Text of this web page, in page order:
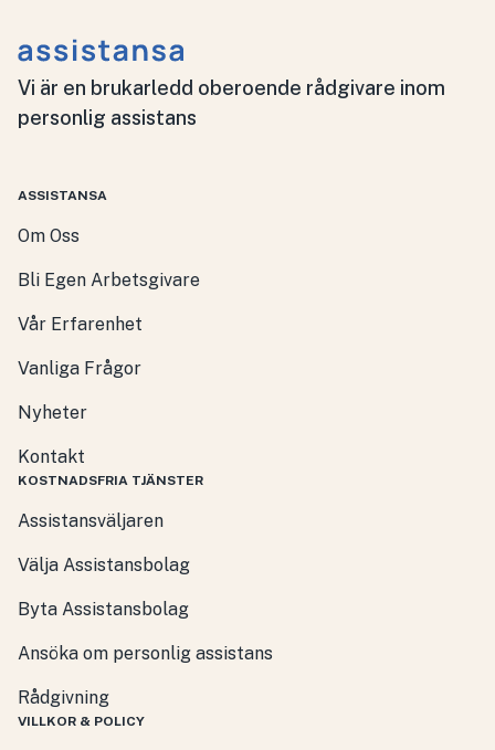
Vi är en brukarledd oberoende rådgivare inom
personlig assistans
ASSISTANSA
Om Oss
Bli Egen Arbetsgivare
Vår Erfarenhet
Vanliga Frågor
Nyheter
Kontakt
KOSTNADSFRIA TJÄNSTER
Assistansväljaren
Välja Assistansbolag
Byta Assistansbolag
Ansöka om personlig assistans
Rådgivning
VILLKOR & POLICY